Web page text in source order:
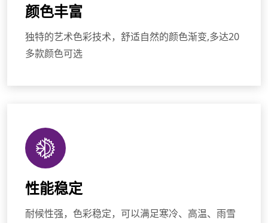
颜色丰富
独特的艺术色彩技术，舒适自然的颜色渐变,多达20
多款颜色可选
性能稳定
耐候性强，色彩稳定，可以满足寒冷、高温、雨雪